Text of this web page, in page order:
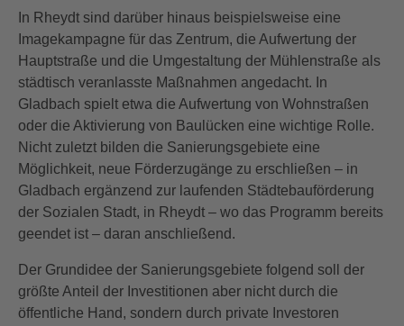
In Rheydt sind darüber hinaus beispielsweise eine
Imagekampagne für das Zentrum, die Aufwertung der
Hauptstraße und die Umgestaltung der Mühlenstraße als
städtisch veranlasste Maßnahmen angedacht. In
Gladbach spielt etwa die Aufwertung von Wohnstraßen
oder die Aktivierung von Baulücken eine wichtige Rolle.
Nicht zuletzt bilden die Sanierungsgebiete eine
Möglichkeit, neue Förderzugänge zu erschließen – in
Gladbach ergänzend zur laufenden Städtebauförderung
der Sozialen Stadt, in Rheydt – wo das Programm bereits
geendet ist – daran anschließend.
Der Grundidee der Sanierungsgebiete folgend soll der
größte Anteil der Investitionen aber nicht durch die
öffentliche Hand, sondern durch private Investoren